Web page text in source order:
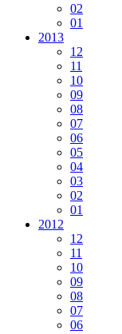
02
01
2013
12
11
10
09
08
07
06
05
04
03
02
01
2012
12
11
10
09
08
07
06